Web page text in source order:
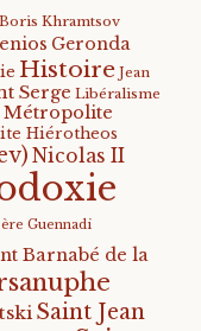
Boris Khramtsov
Geronda
Histoire Jean
Serge Libéralisme
Métropolite
Hiérotheos
Nicolas II
Guennadi
Barnabé de la
Saint Jean